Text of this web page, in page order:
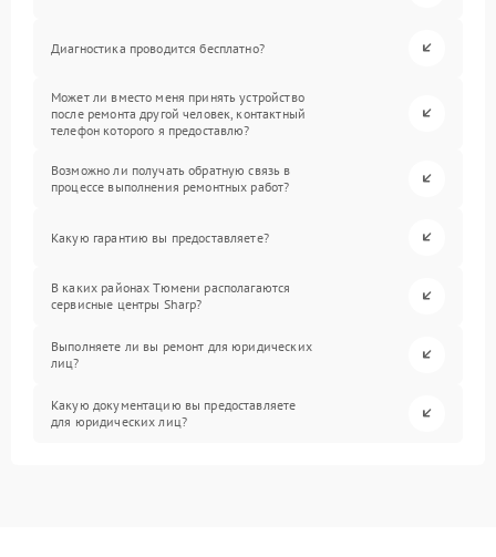
Диагностика проводится бесплатно?
Может ли вместо меня принять устройство
после ремонта другой человек, контактный
телефон которого я предоставлю?
Возможно ли получать обратную связь в
процессе выполнения ремонтных работ?
Какую гарантию вы предоставляете?
В каких районах Тюмени располагаются
сервисные центры Sharp?
Выполняете ли вы ремонт для юридических
лиц?
Какую документацию вы предоставляете
для юридических лиц?